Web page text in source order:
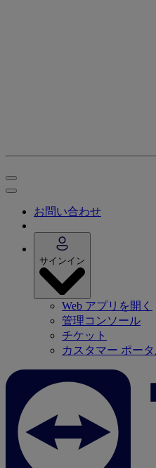
お問い合わせ
サインイン
Web アプリを開く
管理コンソール
チケット
カスタマー ポー